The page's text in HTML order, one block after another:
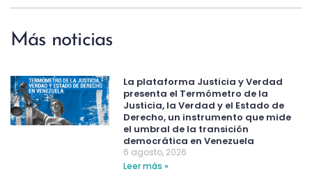
Más noticias
La plataforma Justicia y Verdad
presenta el Termómetro de la
Justicia, la Verdad y el Estado de
Derecho, un instrumento que mide
el umbral de la transición
democrática en Venezuela
6 agosto, 2026
Leer más »